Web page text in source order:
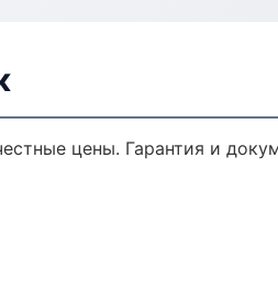
цены. Гарантия и